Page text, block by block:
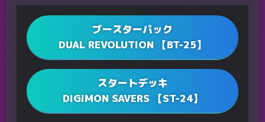
ブースターパック
DUAL REVOLUTION 【BT-25】
スタートデッキ
DIGIMON SAVERS 【ST-24】